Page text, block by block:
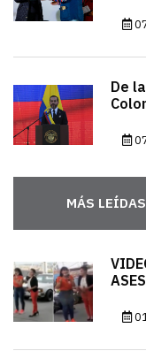
De
MÁS LEÍDAS